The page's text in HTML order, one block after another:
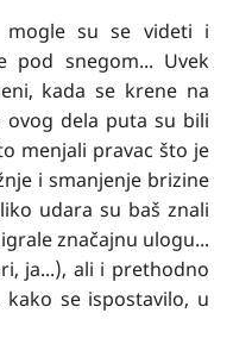
mogle su se videti i
pod snegom... Uvek
kada se krene na
ovog dela puta su bili
menjali pravac što je
i smanjenje brizine
udara su baš znali
značajnu ulogu...
ja...), ali i prethodno
se ispostavilo, u